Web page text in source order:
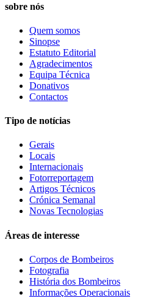
sobre nós
Quem somos
Sinopse
Estatuto Editorial
Agradecimentos
Equipa Técnica
Donativos
Contactos
Tipo de notícias
Gerais
Locais
Internacionais
Fotorreportagem
Artigos Técnicos
Crónica Semanal
Novas Tecnologias
Áreas de interesse
Corpos de Bombeiros
Fotografia
História dos Bombeiros
Informações Operacionais